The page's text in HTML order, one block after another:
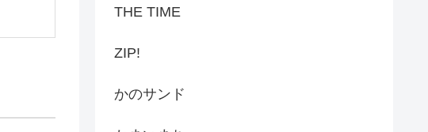
THE TIME
ZIP!
かのサンド